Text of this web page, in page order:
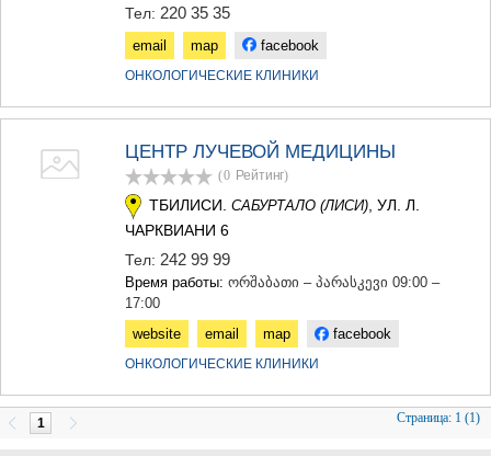
Тел: 220 35 35
email map facebook
ОНКОЛОГИЧЕСКИЕ КЛИНИКИ
ЦЕНТР ЛУЧЕВОЙ МЕДИЦИНЫ
(0 Рейтинг)
ТБИЛИСИ. САБУРТАЛО (ЛИСИ) , УЛ. Л.
ЧАРКВИАНИ 6
Тел: 242 99 99
Время работы: ორშაბათი – პარასკევი 09:00 –
17:00
website
email map facebook
ОНКОЛОГИЧЕСКИЕ КЛИНИКИ
1 Страница: 1 (1)